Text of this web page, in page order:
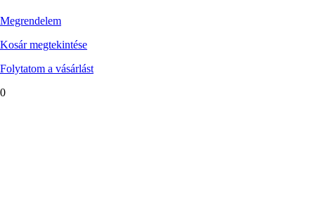
Megrendelem
Kosár megtekintése
Folytatom a vásárlást
0